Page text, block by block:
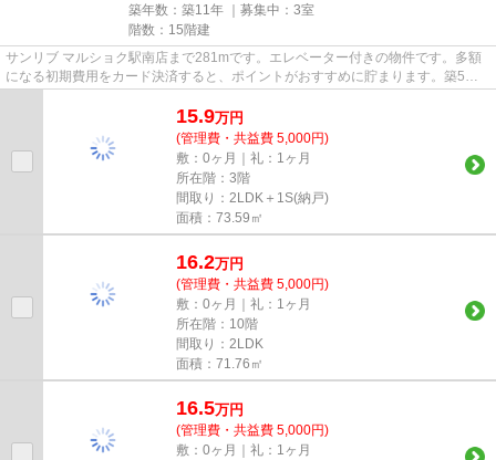
築年数：築11年 ｜募集中： 3室
階数：15階建
サンリブ マルショク駅南店まで281mです。エレベーター付きの物件です。多額
になる初期費用をカード決済すると、ポイントがおすすめに貯まります。築5年
でしっかりとした作りが特徴の...
15.9万円
(管理費・共益費 5,000円)
敷：0ヶ月｜礼：1ヶ月
所在階：3階
間取り：2LDK＋1S(納戸)
面積：73.59㎡
16.2万円
(管理費・共益費 5,000円)
敷：0ヶ月｜礼：1ヶ月
所在階：10階
間取り：2LDK
面積：71.76㎡
16.5万円
(管理費・共益費 5,000円)
敷：0ヶ月｜礼：1ヶ月